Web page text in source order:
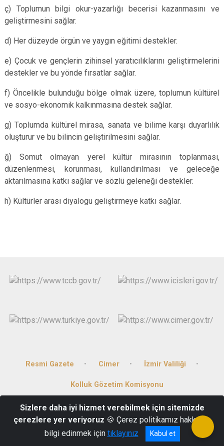
ç) Toplumun bilgi okur-yazarlığı becerisi kazanmasını ve
geliştirmesini sağlar.
d) Her düzeyde örgün ve yaygın eğitimi destekler.
e) Çocuk ve gençlerin zihinsel yaratıcılıklarını geliştirmelerini
destekler ve bu yönde fırsatlar sağlar.
f) Öncelikle bulunduğu bölge olmak üzere, toplumun kültürel
ve sosyo-ekonomik kalkınmasına destek sağlar.
g) Toplumda kültürel mirasa, sanata ve bilime karşı duyarlılık
oluşturur ve bu bilincin geliştirilmesini sağlar.
ğ) Somut olmayan yerel kültür mirasının toplanması,
düzenlenmesi, korunması, kullandırılması ve geleceğe
aktarılmasına katkı sağlar ve sözlü geleneği destekler.
h) Kültürler arası diyalogu geliştirmeye katkı sağlar.
Resmi Gazete Cimer İzmir Valiliği
Kolluk Gözetim Komisyonu
Mehmet Akif Ersoy Mahallesi Atatürk Bulvarı Kemalpaşa/İzmir
(0232) 878 18 82
Sizlere daha iyi hizmet verebilmek için sitemizde
çerezlere yer veriyoruz 🍪 Çerez politikamız hakkında
bilgi edinmek için tıklayınız Kabul et